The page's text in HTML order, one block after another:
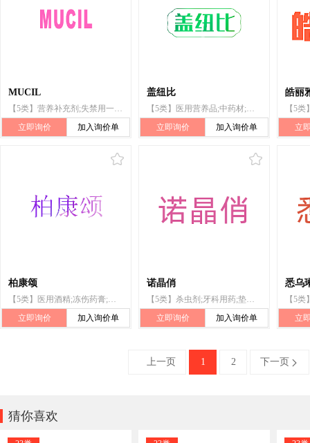
MUCIL
【5类】营养补充剂;失禁用一次性尿布;催眠镇静剂;除鸡眼药物;抗氧化药;消毒剂;牙科用药;薄荷醇;药草;皮肤病用乳霜
立即询价
加入询价单
盖纽比
【5类】医用营养品;中药材;兽医用药;医用敷料;医用酶;医用膏药;消毒剂;消灭有害动物制剂;牙科用药;人用药
立即询价
加入询价单
皓丽
立
柏康颂
【5类】医用酒精;冻伤药膏;医用止痛制剂;安眠药;牙科用药;抗生素;牲畜用洗涤剂（杀虫剂）;医用营养食物;婴儿食品;医用胶布
立即询价
加入询价单
诺晶俏
【5类】杀虫剂;牙科用药;垫宠物箱用一次性吸收垫;医用药膏;婴儿尿裤;空气净化制剂;牙填料;兽医用药;除草剂;医用营养品
立即询价
加入询价单
悉乌
立
上一页 1 2 下一页 
猜你喜欢